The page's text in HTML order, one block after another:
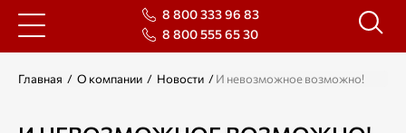
8 800 333 96 83
8 800 555 65 30
Главная / О компании / Новости /И невозможное возможно!